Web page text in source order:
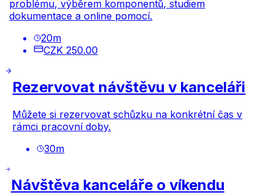
problému, výběrem komponentů, studiem
dokumentace a online pomocí.
20m
CZK 250.00
Rezervovat návštěvu v kanceláři
Můžete si rezervovat schůzku na konkrétní čas v
rámci pracovní doby.
30m
Návštěva kanceláře o víkendu